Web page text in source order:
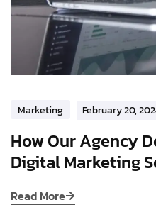
Marketing February 20,
How Our Agency
Digital Marketing
Read More